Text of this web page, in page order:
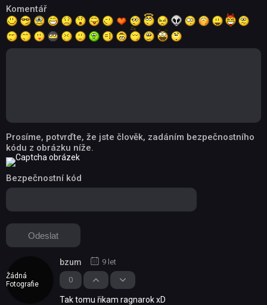
Komentář
Prosíme, potvrďte, že jste člověk, zadáním bezpečnostního
kódu z obrázku níže.
Bezpečnostní kód
Žádná
Fotografie
0
bzum 9 let
Tak tomu řikam ragnarok xD